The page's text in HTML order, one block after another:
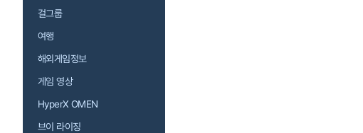
걸그룹
여행
해외게임정보
게임 영상
HyperX OMEN
브이 라이징